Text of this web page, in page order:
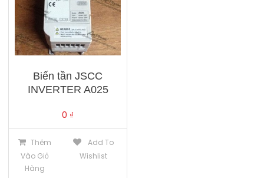
Biến tần JSCC
INVERTER A025
0 ₫
Thêm
Vào Giỏ
Hàng
Add To
Wishlist